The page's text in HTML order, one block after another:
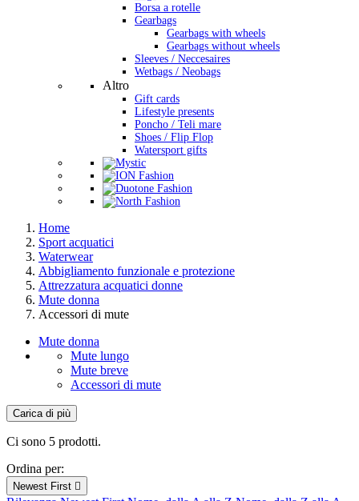
Borsa a rotelle
Gearbags
Gearbags with wheels
Gearbags without wheels
Sleeves / Neccesaires
Wetbags / Neobags
Altro
Gift cards
Lifestyle presents
Poncho / Teli mare
Shoes / Flip Flop
Watersport gifts
Home
Sport acquatici
Waterwear
Abbigliamento funzionale e protezione
Attrezzatura acquatici donne
Mute donna
Accessori di mute
Mute donna
Mute lungo
Mute breve
Accessori di mute
Filtri:
Cancella filtri
Nuovi Prodotti
Carica di più
Ci sono 5 prodotti.
Ordina per:
Newest First 